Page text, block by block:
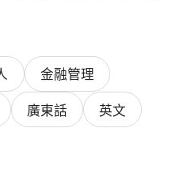
資美元債業務邏輯與市
等交易工
。
有銀行、券商、基金、
、市場運營與跨團隊協
金融管理
廣東話
英文